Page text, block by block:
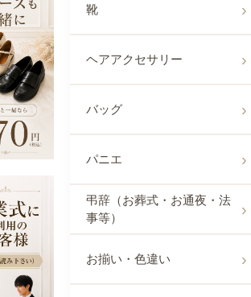
靴
ヘアアクセサリー
バッグ
パニエ
弔辞（お葬式・お通夜・法
事等）
お揃い・色違い